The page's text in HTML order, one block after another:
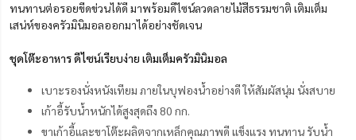
ทนทานต่อรอยขีดข่วนได้ดี มาพร้อมดีไซน์ลวดลายไม้สีธรรมชาติ เติมเต็ม
เสน่ห์ของครัวมินิมอลออกมาได้อย่างชัดเจน
ชุดโต๊ะอาหาร ดีไซน์เรียบง่าย เติมเต็มครัวมินิมอล
เบาะรองนั่งหนังเทียม ภายในบุฟองน้ำอย่างดี ให้สัมผัสนุ่ม นั่งสบาย
เก้าอี้รับน้ำหนักได้สูงสุดถึง 80 กก.
ขาเก้าอี้และขาโต๊ะผลิตจากเหล็กคุณภาพดี แข็งแรง ทนทาน รับน้ำ